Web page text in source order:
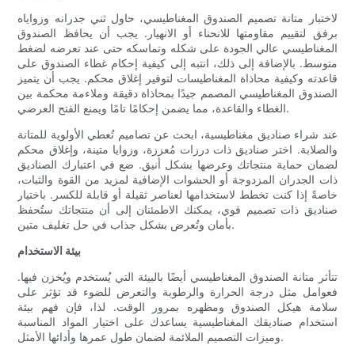
لاختبار متانة تصميم الصندوق المغناطيسي، حاول ثني جدرانه وزواياه
برفق لتقييم مقاومتها للانحناء أو الانهيار. يجب أن يحافظ الصندوق
المغناطيسي عالي الجودة على شكله وتماسكه حتى عند تعرضه لضغط
متوسط. بالإضافة إلى ذلك، انتبه إلى كيفية إحكام غطاء الصندوق على
قاعدته وكيفية محاذاة المغناطيسات لتوفير إغلاق محكم. يجب أن يتميز
الصندوق المغناطيسي المصمم جيدًا بمحاذاة دقيقة وملاءمة محكمة بين
الغطاء والقاعدة، مما يضمن إحكامًا تامًا ويمنع الفتح العرضي.
عند شراء صناديق مغناطيسية، ابحث عن تصاميم تُعطي الأولوية للمتانة
والصلابة. اختر صناديق ذات درزات مُعززة، وزوايا متينة، وإغلاق محكم
لضمان حماية منتجاتك وعرضها بشكل أنيق. ضع في اعتبارك الصناديق
ذات الجدران المزدوجة أو الحشوات الإضافية لمزيد من القوة والثبات،
خاصةً إذا كنت تخطط لاستخدامها لعناصر ثقيلة أو قابلة للكسر. باختيار
صناديق ذات تصميم قوي، يمكنك الاطمئنان إلى أن منتجاتك ستُحفظ
بأمان وتُعرض بشكل جذاب في حل تغليف متين.
بيئة الاستخدام
تتأثر متانة الصندوق المغناطيسي أيضًا بالبيئة التي يُستخدم ويُخزن فيها.
فعوامل مثل درجة الحرارة والرطوبة والتعرض للضوء قد تؤثر على
سلامة هيكل الصندوق ومظهره بمرور الوقت. لذا، فإن فهم بيئة
استخدام صناديقك المغناطيسية يساعدك على اختيار المواد المناسبة
وميزات التصميم الملائمة لضمان طول عمرها وأدائها الأمثل.